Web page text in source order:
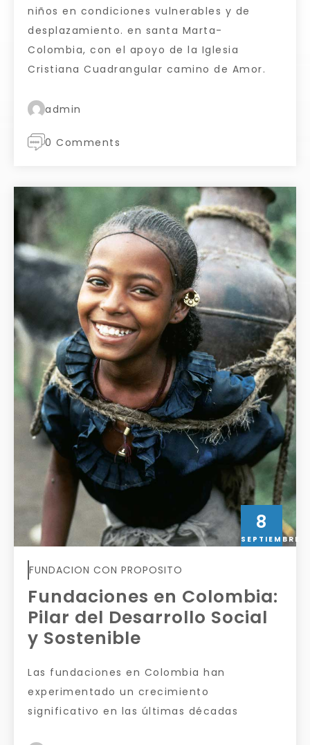
niños en condiciones vulnerables y de
desplazamiento. en santa Marta-
Colombia, con el apoyo de la Iglesia
Cristiana Cuadrangular camino de Amor.
admin
0 Comments
8
SEPTIEMBRE
FUNDACION CON PROPOSITO
Fundaciones en Colombia:
Pilar del Desarrollo Social
y Sostenible
Las fundaciones en Colombia han
experimentado un crecimiento
significativo en las últimas décadas